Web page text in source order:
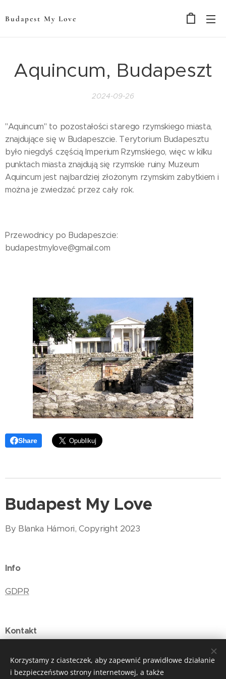
Budapest My Love
Aquincum, Budapeszt
2024-09-26
"Aquincum" to pozostałości starego rzymskiego miasta,
znajdujące się w Budapeszcie. Terytorium Budapesztu
było niegdyś częścią Imperium Rzymskiego, więc w kilku
punktach miasta znajdują się rzymskie ruiny. Muzeum
Aquincum jest najbardziej złożonym rzymskim zabytkiem i
można je zwiedzać przez cały rok.
Przewodnicy po Budapeszcie:
budapestmylove@gmail.com
Share
Budapest My Love
By Blanka Hámori, Copyright 2023
Info
GDPR
Kontakt
Korzystamy z ciasteczek, aby zapewnić prawidłowe działanie
i bezpieczeństwo strony internetowej, a także